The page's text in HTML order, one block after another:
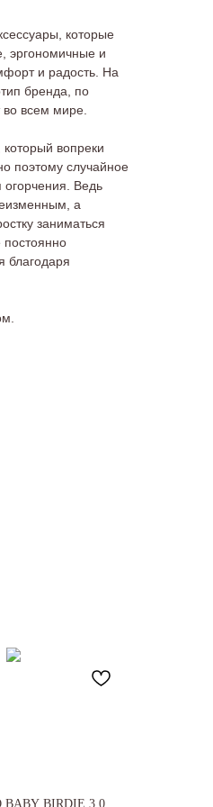
которые
эргономичные и
и радость. На
бренда, по
во всем мире.
который вопреки
поэтому случайное
огорчения. Ведь
а
заниматься
постоянно
благодаря
BABY BIRDIE 3.0